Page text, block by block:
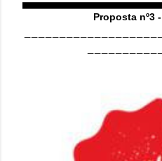
Proposta nº3 -